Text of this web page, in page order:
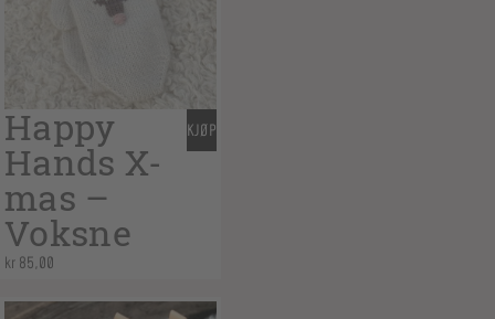
Happy
Hands X-
mas –
Voksne
kr 85,00
KJØP